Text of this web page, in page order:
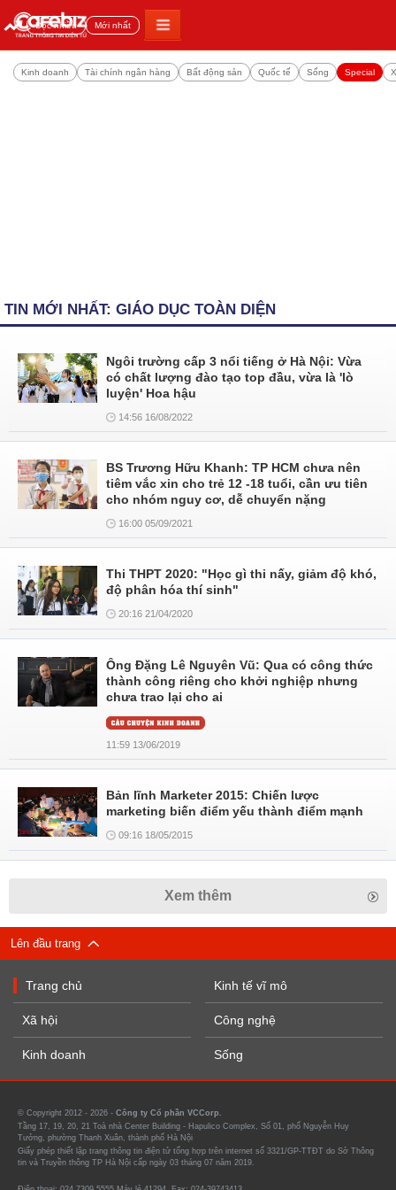
Đọc nhiều Mới nhất
Kinh doanh Tài chính ngân hàng Bất động sản Quốc tế Sống Special
TIN MỚI NHẤT: GIÁO DỤC TOÀN DIỆN
Ngôi trường cấp 3 nổi tiếng ở Hà Nội: Vừa
có chất lượng đào tạo top đầu, vừa là 'lò
luyện' Hoa hậu
14:56 16/08/2022
BS Trương Hữu Khanh: TP HCM chưa nên
tiêm vắc xin cho trẻ 12 -18 tuổi, cần ưu tiên
cho nhóm nguy cơ, dễ chuyển nặng
16:00 05/09/2021
Thi THPT 2020: "Học gì thi nấy, giảm độ khó,
độ phân hóa thí sinh"
20:16 21/04/2020
Ông Đặng Lê Nguyên Vũ: Qua có công thức
thành công riêng cho khởi nghiệp nhưng
chưa trao lại cho ai
11:59 13/06/2019
Bản lĩnh Marketer 2015: Chiến lược
marketing biến điểm yếu thành điểm mạnh
09:16 18/05/2015
Xem thêm
Lên đầu trang
Trang chủ
Xã hội
Kinh doanh
Kinh tế vĩ mô
Công nghệ
Sống
© Copyright 2012 - 2026 - Công ty Cổ phần VCCorp.
Tầng 17, 19, 20, 21 Toà nhà Center Building - Hapulico Complex, Số 01, phố Nguyễn Huy
Tưởng, phường Thanh Xuân, thành phố Hà Nội
Giấy phép thiết lập trang thông tin điện tử tổng hợp trên internet số 3321/GP-TTĐT do Sở Thông
tin và Truyền thông TP Hà Nội cấp ngày 03 tháng 07 năm 2019.